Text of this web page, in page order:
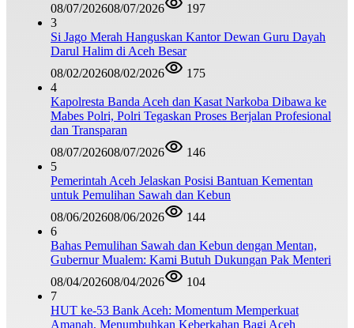
08/07/202608/07/2026
197
3
Si Jago Merah Hanguskan Kantor Dewan Guru Dayah
Darul Halim di Aceh Besar
08/02/202608/02/2026
175
4
Kapolresta Banda Aceh dan Kasat Narkoba Dibawa ke
Mabes Polri, Polri Tegaskan Proses Berjalan Profesional
dan Transparan
08/07/202608/07/2026
146
5
Pemerintah Aceh Jelaskan Posisi Bantuan Kementan
untuk Pemulihan Sawah dan Kebun
08/06/202608/06/2026
144
6
Bahas Pemulihan Sawah dan Kebun dengan Mentan,
Gubernur Mualem: Kami Butuh Dukungan Pak Menteri
08/04/202608/04/2026
104
7
HUT ke-53 Bank Aceh: Momentum Memperkuat
Amanah, Menumbuhkan Keberkahan Bagi Aceh